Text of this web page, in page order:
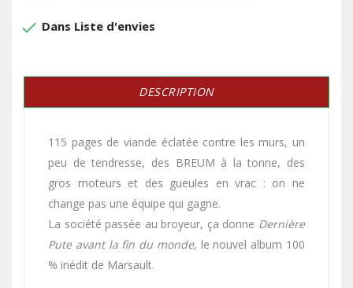
done Dans Liste d'envies
DESCRIPTION
115 pages de viande éclatée contre les murs, un
peu de tendresse, des BREUM à la tonne, des
gros moteurs et des gueules en vrac : on ne
change pas une équipe qui gagne.
La société passée au broyeur, ça donne Dernière
Pute avant la fin du monde, le nouvel album 100
% inédit de Marsault.